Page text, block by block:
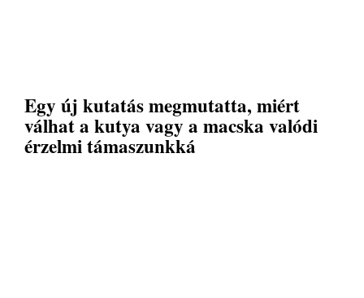
Egy új kutatás megmutatta, miért
válhat a kutya vagy a macska valódi
érzelmi támaszunkká